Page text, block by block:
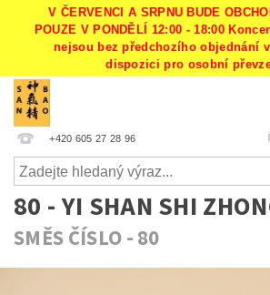
V ČERVENCI A SRPNU BUDE
POUZE V PONDĚLÍ 12:00 - 18:00
nejsou bez předchozího objednání
dispozici pro osobní
+420 605 27 28 96
80 - YI SHAN SHI
SMĚS ČÍSLO - 80